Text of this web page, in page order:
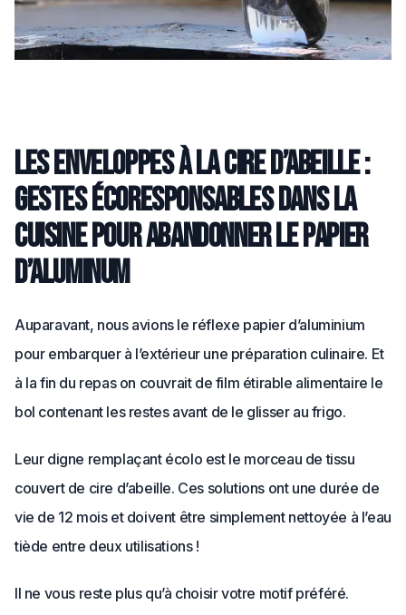
Les enveloppes à la cire d’abeille :
gestes écoresponsables dans la
cuisine pour abandonner le papier
d’aluminum
Auparavant, nous avions le réflexe papier d’aluminium
pour embarquer à l’extérieur une préparation culinaire. Et
à la fin du repas on couvrait de film étirable alimentaire le
bol contenant les restes avant de le glisser au frigo.
Leur digne remplaçant écolo est le morceau de tissu
couvert de cire d’abeille. Ces solutions ont une durée de
vie de 12 mois et doivent être simplement nettoyée à l’eau
tiède entre deux utilisations !
Il ne vous reste plus qu’à choisir votre motif préféré.